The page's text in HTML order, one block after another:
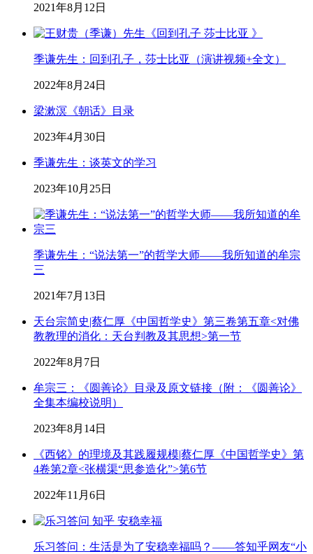
2021年8月12日
季谦先生：回到孔子，莎士比亚（演讲视频+全文）
2022年8月24日
梁漱溟《朝话》目录
2023年4月30日
季谦先生：谈英文的学习
2023年10月25日
季谦先生：“说法第一”的哲学大师——我所知道的牟宗
三
2021年7月13日
天台宗简史|蔡仁厚《中国哲学史》第三卷第五章<对佛
教教理的消化：天台判教及其思想>第一节
2022年8月7日
牟宗三：《圆善论》目录及原文链接（附：《圆善论》
全集本编校说明）
2023年8月14日
《西铭》的理境及其践履规模|蔡仁厚《中国哲学史》第
4卷第2章<张横渠“思参造化”>第6节
2022年11月6日
乐习答问：生活是为了安稳幸福吗？——答知乎网友“小